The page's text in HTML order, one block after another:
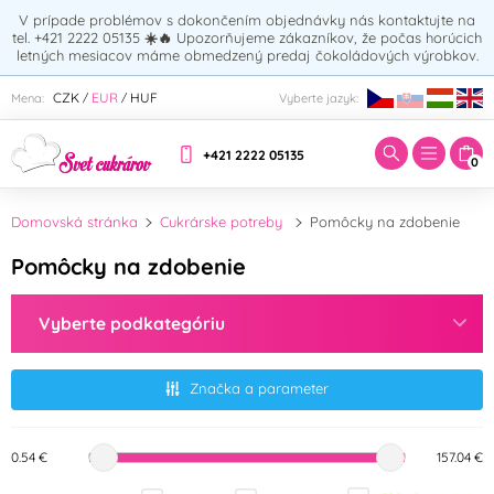
V prípade problémov s dokončením objednávky nás kontaktujte na
tel. +421 2222 05135 ☀️🔥 Upozorňujeme zákazníkov, že počas horúcich
letných mesiacov máme obmedzený predaj čokoládových výrobkov.
Mena: CZK / EUR / HUF Vyberte jazyk:
+421 2222 05135 0
Zadajte hľadaný výraz:
Domovská stránka Cukrárske potreby Pomôcky na zdobenie
Pomôcky na zdobenie
Vyberte podkategóriu
Značka a parameter
0.54 € 157.04 €